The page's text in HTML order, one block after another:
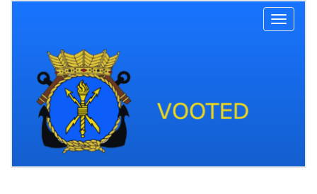
Toggle